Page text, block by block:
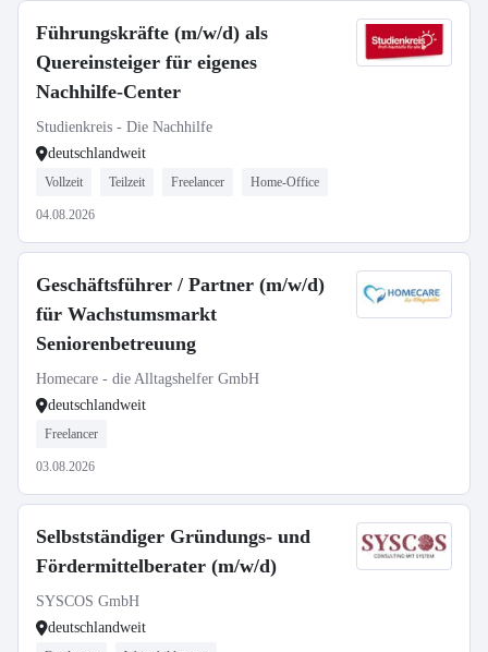
Führungskräfte (m/w/d) als
Quereinsteiger für eigenes
Nachhilfe-Center
Studienkreis - Die Nachhilfe
deutschlandweit
Vollzeit Teilzeit Freelancer Home-Office
04.08.2026
Geschäftsführer / Partner (m/w/d)
für Wachstumsmarkt
Seniorenbetreuung
Homecare - die Alltagshelfer GmbH
deutschlandweit
Freelancer
03.08.2026
Selbstständiger Gründungs- und
Fördermittelberater (m/w/d)
SYSCOS GmbH
deutschlandweit